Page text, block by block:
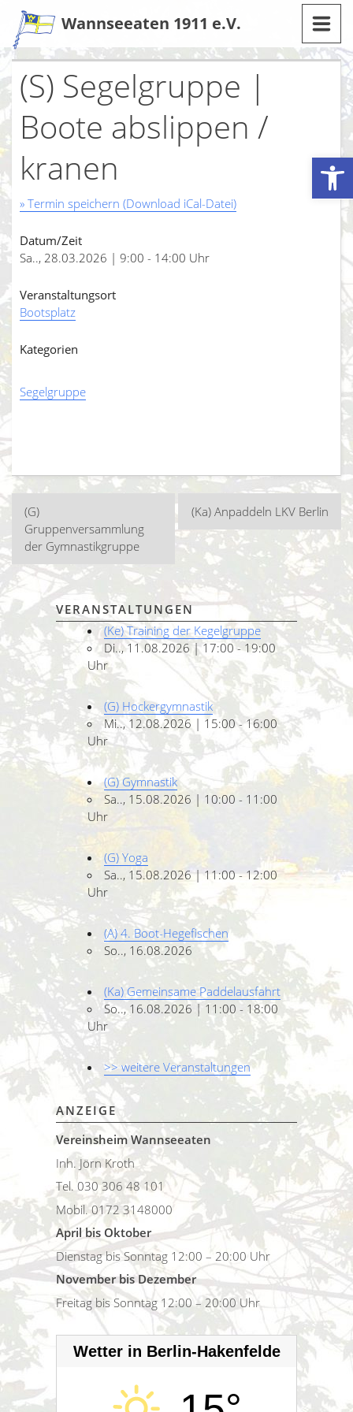
Werkzeugleiste öffnen
Zum
Inhalt
Wannseeaten 1911 e.V.
(S) Segelgruppe |
Boote abslippen /
kranen
» Termin speichern (Download iCal-Datei)
Datum/Zeit
Sa.., 28.03.2026 | 9:00 - 14:00 Uhr
Veranstaltungsort
Bootsplatz
Kategorien
Segelgruppe
Beitragsnavigation
(G)
Gruppenversammlung
der Gymnastikgruppe
(Ka) Anpaddeln LKV Berlin
VERANSTALTUNGEN
(Ke) Training der Kegelgruppe
Di.., 11.08.2026 | 17:00 - 19:00
Uhr
(G) Hockergymnastik
Mi.., 12.08.2026 | 15:00 - 16:00
Uhr
(G) Gymnastik
Sa.., 15.08.2026 | 10:00 - 11:00
Uhr
(G) Yoga
Sa.., 15.08.2026 | 11:00 - 12:00
Uhr
(A) 4. Boot-Hegefischen
So.., 16.08.2026
(Ka) Gemeinsame Paddelausfahrt
So.., 16.08.2026 | 11:00 - 18:00
Uhr
>> weitere Veranstaltungen
ANZEIGE
Vereinsheim Wannseeaten
Inh. Jörn Kroth
Tel. 030 306 48 101
Mobil. 0172 3148000
April bis Oktober
Dienstag bis Sonntag 12:00 – 20:00 Uhr
November bis Dezember
Freitag bis Sonntag 12:00 – 20:00 Uhr
Wetter in Berlin-Hakenfelde